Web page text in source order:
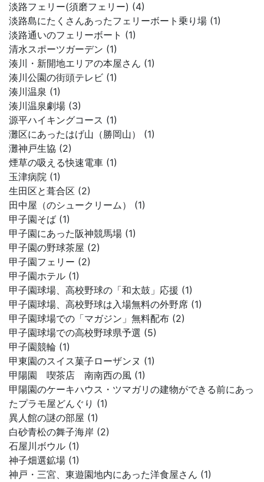
淡路フェリー(須磨フェリー) (4)
淡路島にたくさんあったフェリーボート乗り場 (1)
淡路通いのフェリーボート (1)
清水スポーツガーデン (1)
湊川・新開地エリアの本屋さん (1)
湊川公園の街頭テレビ (1)
湊川温泉 (1)
湊川温泉劇場 (3)
源平ハイキングコース (1)
灘区にあったはげ山（勝岡山） (1)
灘神戸生協 (2)
煙草の吸える快速電車 (1)
玉津病院 (1)
生田区と葺合区 (2)
田中屋（のシュークリーム） (1)
甲子園そば (1)
甲子園にあった阪神競馬場 (1)
甲子園の野球茶屋 (2)
甲子園フェリー (2)
甲子園ホテル (1)
甲子園球場、高校野球の「和太鼓」応援 (1)
甲子園球場、高校野球は入場無料の外野席 (1)
甲子園球場での「マガジン」無料配布 (2)
甲子園球場での高校野球県予選 (5)
甲子園競輪 (1)
甲東園のスイス菓子ローザンヌ (1)
甲陽園 喫茶店 南南西の風 (1)
甲陽園のケーキハウス・ツマガリの建物ができる前にあっ
たプラモ屋どんぐり (1)
異人館の謎の部屋 (1)
白砂青松の舞子海岸 (2)
石屋川ボウル (1)
神子畑選鉱場 (1)
神戸・三宮、東遊園地内にあった洋食屋さん (1)